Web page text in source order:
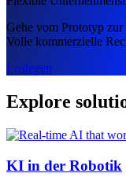
Gehe vom Prototyp
Volle kommerzielle
Loslegen
Explore
KI in der Robotik